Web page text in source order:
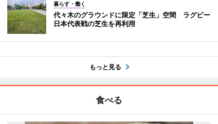
暮らす・働く
代々木のグラウンドに限定「芝生」空間 ラグビー
日本代表戦の芝生を再利用
もっと見る
食べる